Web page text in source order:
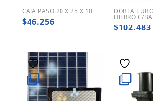
CAJA PASO 20 X 25 X 10
$46.256
DOBLA
HIERRO C/
$102.483